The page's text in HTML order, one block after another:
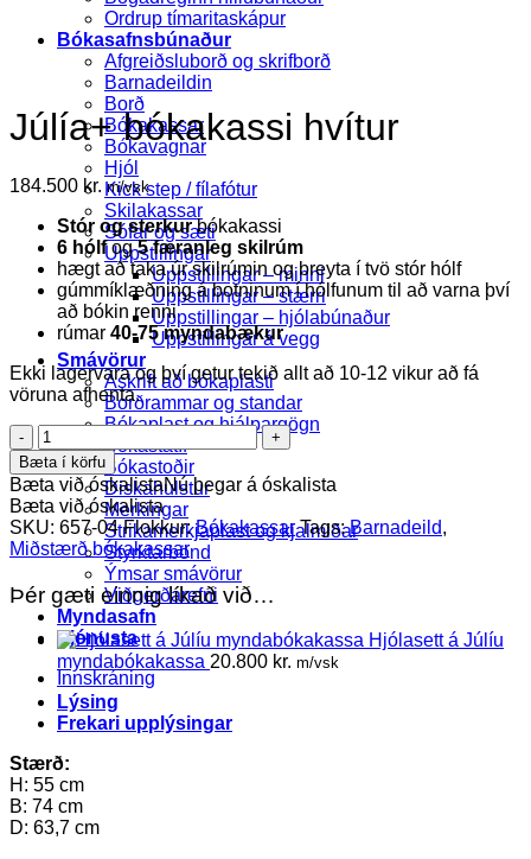
Ordrup tímaritaskápur
Bókasafnsbúnaður
Afgreiðsluborð og skrifborð
Barnadeildin
Borð
Bókakassar
Bókavagnar
Hjól
Kick step / fílafótur
Skilakassar
Sófar og sæti
Uppstillingar
Uppstillingar – minni
Uppstillingar – stærri
Uppstillingar – hjólabúnaður
Uppstillingar á vegg
Smávörur
Áskrift að bókaplasti
Borðrammar og standar
Bókaplast og hjálpargögn
Bókastatíf
Bókastoðir
Diskahulstur
Merkingar
Strikamerkjaplast og kjalmiðar
Styrktarbönd
Ýmsar smávörur
Viðgerðarefni
Myndasafn
Þjónusta
Innskráning
Júlía+ bókakassi hvítur
184.500 kr. m/vsk
Stór og sterkurbókakassi
6 hólfog5 færanleg skilrúm
hægt að taka úr skilrúmin og breyta í tvö stór hólf
gúmmíklæðning á botninum í hólfunum til að varna því
að bókin renni
rúmar 40-75 myndabækur
Ekki lagervara og því getur tekið allt að 10-12 vikur að fá
vöruna afhenta.
Júlía+
bókakassi
hvítur
quantity
Bæta í körfu
Bæta við óskalistaNú þegar á óskalista
Bæta við óskalista
SKU: 657-04 Flokkur:Bókakassar Tags:Barnadeild,
Miðstærð bókakassar
Þér gæti einnig líkað við…
Hjólasett á Júlíu
myndabókakassa 20.800 kr. m/vsk
Lýsing
Frekari upplýsingar
Stærð:
H: 55 cm
B: 74 cm
D: 63,7 cm